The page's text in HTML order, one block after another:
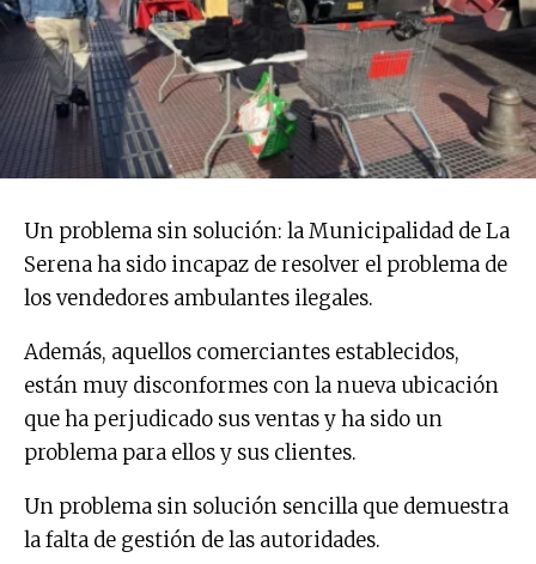
Un problema sin solución: la Municipalidad de La
Serena ha sido incapaz de resolver el problema de
los vendedores ambulantes ilegales.
Además, aquellos comerciantes establecidos,
están muy disconformes con la nueva ubicación
que ha perjudicado sus ventas y ha sido un
problema para ellos y sus clientes.
Un problema sin solución sencilla que demuestra
la falta de gestión de las autoridades.